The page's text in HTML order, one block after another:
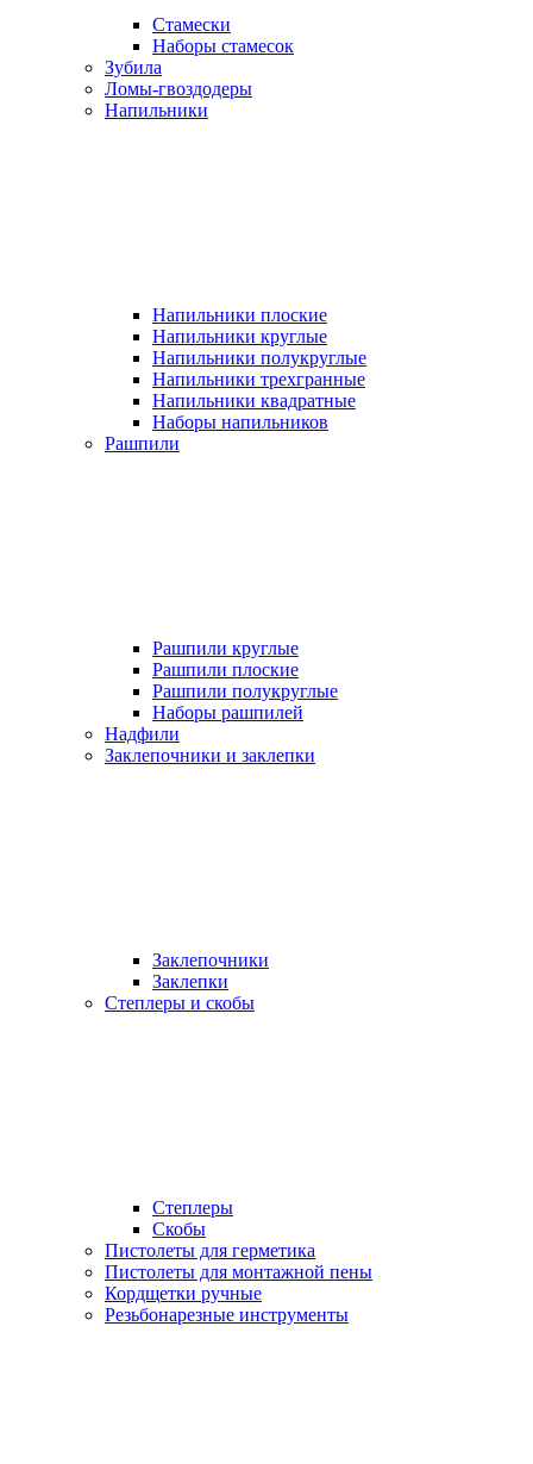
Стамески
Наборы стамесок
Зубила
Ломы-гвоздодеры
Напильники
Напильники плоские
Напильники круглые
Напильники полукруглые
Напильники трехгранные
Напильники квадратные
Наборы напильников
Рашпили
Рашпили круглые
Рашпили плоские
Рашпили полукруглые
Наборы рашпилей
Надфили
Заклепочники и заклепки
Заклепочники
Заклепки
Степлеры и скобы
Степлеры
Скобы
Пистолеты для герметика
Пистолеты для монтажной пены
Кордщетки ручные
Резьбонарезные инструменты